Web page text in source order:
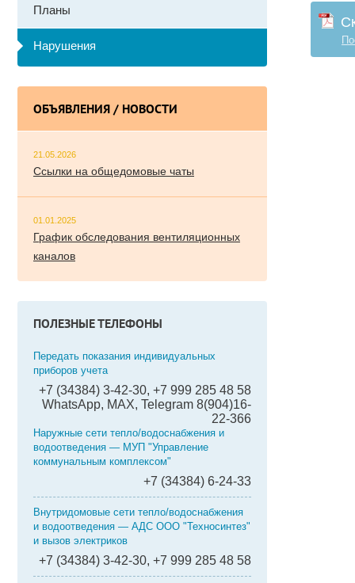
Планы
Нарушения
ОБЪЯВЛЕНИЯ / НОВОСТИ
21.05.2026
Ссылки на общедомовые чаты
01.01.2025
График обследования вентиляционных
каналов
ПОЛЕЗНЫЕ ТЕЛЕФОНЫ
Передать показания индивидуальных
приборов учета
+7 (34384) 3-42-30, +7 999 285 48 58
WhatsApp, MAX, Telegram 8(904)16-
22-366
Наружные сети тепло/водоснабжения и
водоотведения — МУП "Управление
коммунальным комплексом"
+7 (34384) 6-24-33
Внутридомовые сети тепло/водоснабжения
и водоотведения — АДС ООО "Техносинтез"
и вызов электриков
+7 (34384) 3-42-30, +7 999 285 48 58